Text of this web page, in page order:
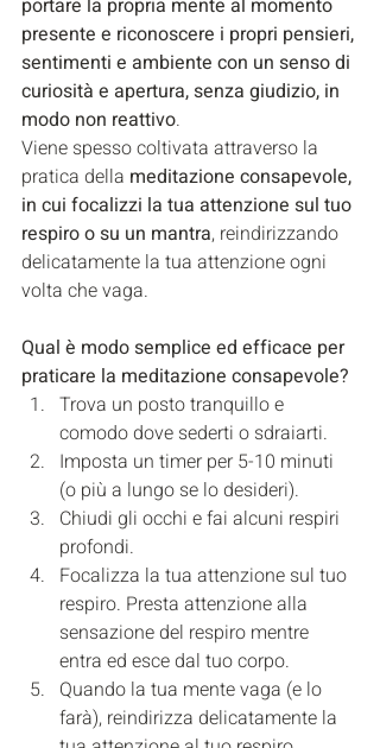
portare la propria mente al momento
presente e riconoscere i propri pensieri,
sentimenti e ambiente con un senso di
curiosità e apertura, senza giudizio, in
modo non reattivo.
Viene spesso coltivata attraverso la
pratica della meditazione consapevole,
in cui focalizzi la tua attenzione sul tuo
respiro o su un mantra, reindirizzando
delicatamente la tua attenzione ogni
volta che vaga.
Qual è modo semplice ed efficace per
praticare la meditazione consapevole?
Trova un posto tranquillo e
comodo dove sederti o sdraiarti.
Imposta un timer per 5-10 minuti
(o più a lungo se lo desideri).
Chiudi gli occhi e fai alcuni respiri
profondi.
Focalizza la tua attenzione sul tuo
respiro. Presta attenzione alla
sensazione del respiro mentre
entra ed esce dal tuo corpo.
Quando la tua mente vaga (e lo
farà), reindirizza delicatamente la